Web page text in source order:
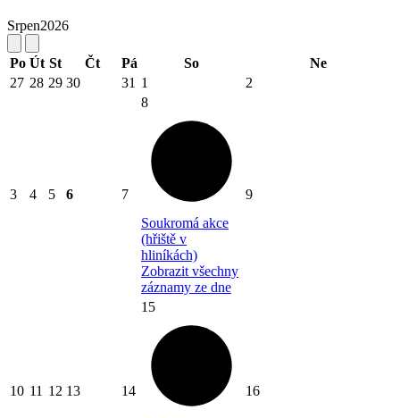
Srpen2026
Po Út St Čt Pá So
Ne
27 28 29 30 31 1 2
3 4 5 6 7
8
Soukromá akce
(hřiště v
hliníkách)
Zobrazit všechny
záznamy ze dne
9
10 11 12 13 14
15
16